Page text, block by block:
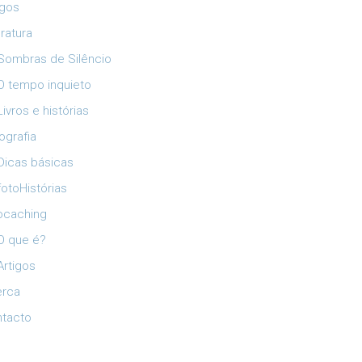
de Silêncio
tempo inquieto
e histórias
básicas
que é?